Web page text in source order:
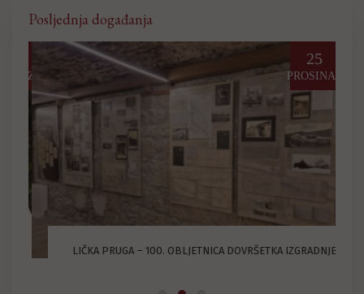
Posljednja događanja
25
PROSINAC
LIČKA PRUGA – 100. OBLJETNICA DOVRŠETKA IZGRADNJE